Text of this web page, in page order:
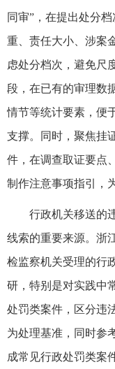
同审”，在提出处分
重、责任大小、涉案
虑处分档次，避免尺
段，在已有的审理数
情节等统计要素，便
支撑。同时，聚焦挂
件，在调查取证要点
制作注意事项指引，
行政机关移送的
线索的重要来源。浙
检监察机关受理的行
研，特别是对实践中
处罚类案件，区分违
为处理基准，同时参
成常见行政处罚类案